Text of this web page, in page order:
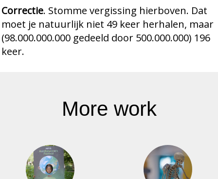
Correctie. Stomme vergissing hierboven. Dat
moet je natuurlijk niet 49 keer herhalen, maar
(98.000.000.000 gedeeld door 500.000.000) 196
keer.
More work